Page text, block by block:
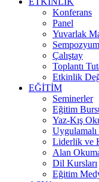
Konferans
Panel
Yuvarlak
Çalıştay
Toplantı
Etkinlik
EĞİTİM
Seminerler
Eğitim
Yaz-Kış
Liderlik ve
Alan
Dil Kursları
Eğitim